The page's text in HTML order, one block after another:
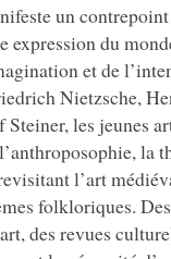
un
expression du
et de
Nietzsche,
les jeunes
la
l’art
folkloriques.
des revues